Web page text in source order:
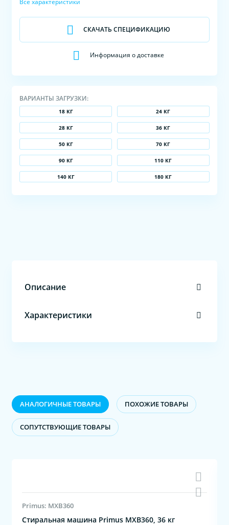
СКАЧАТЬ СПЕЦИФИКАЦИЮ
Информация о доставке
ВАРИАНТЫ ЗАГРУЗКИ:
18 КГ 24 КГ
28 КГ 36 КГ
50 КГ 70 КГ
90 КГ 110 КГ
140 КГ 180 КГ
Описание
Характеристики
АНАЛОГИЧНЫЕ ТОВАРЫ ПОХОЖИЕ ТОВАРЫ
CОПУТСТВУЮЩИЕ ТОВАРЫ
Primus: MXB360
Стиральная машина Primus MXB360, 36 кг